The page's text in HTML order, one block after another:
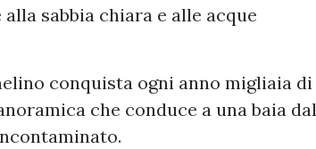
sabbia chiara e alle acque
conquista ogni anno migliaia di
che conduce a una baia dal